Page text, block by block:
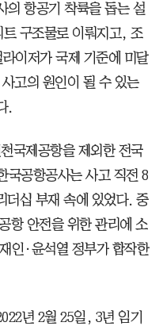
의 항공기 착륙을 돕는 설
구조물로 이뤄지고, 조
이저가 국제 기준에 미달
고의 원인이 될 수 있는
.
국제공항을 제외한 전국
국공항공사는 사고 직전 8
더십 부재 속에 있었다. 중
항 안전을 위한 관리에 소
인·윤석열 정부가 합작한
년 2월 25일, 3년 임기